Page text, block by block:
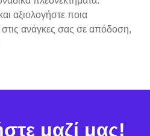
αξιολογήστε ποια
στις ανάγκες σας σε απόδοση,
μαζί μας!